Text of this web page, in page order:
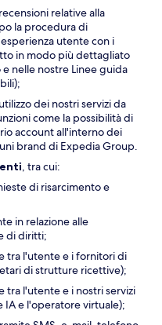
relative alla
la procedura di
utente con i
in modo più dettagliato
nelle nostre Linee guida
dei nostri servizi da
come la possibilità di
account all'interno dei
brand di Expedia Group.
, tra cui:
di risarcimento e
in relazione alle
di diritti;
tra l'utente e i fornitori di
di strutture ricettive);
tra l'utente e i nostri servizi
IA e l'operatore virtuale);